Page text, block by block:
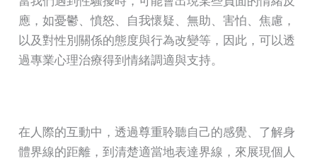
應，如憂鬱、憤怒、自我懷疑、無助、害怕、焦慮，
以及對性別關係的態度與行為改變等，因此，可以透
過專業心理治療得到情緒調適與支持。
在人際的互動中，透過尊重聆聽自己的感覺、了解身
體界線的距離，到清楚適當地表達界線，來展現個人